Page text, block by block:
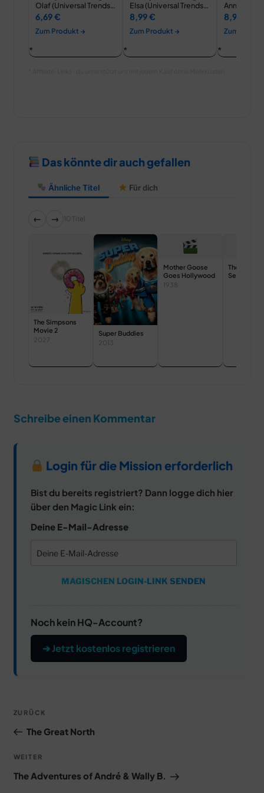
Olaf (Universal Trends
BU12963)
6,69 €
Zum Produkt →
Elsa (Universal Trends
BU12961)
8,99 €
Zum Produkt →
Anna
BU12960)
8,99 €
Zum
Das könnte dir auch gefallen
Ähnliche Titel Für dich
← → 10 Titel
The Simpsons
Movie 2
2027
Super Buddies
2013
Mother Goose
Goes Hollywood
1938
The Great
Search:
Schreibe einen Kommentar
Login für die Mission erforderlich
Bist du bereits registriert? Dann logge dich hier
über den Magic Link ein:
Deine E-Mail-Adresse
MAGISCHEN LOGIN-LINK SENDEN
Noch kein HQ-Account?
➔ Jetzt kostenlos registrieren
Beitragsnavigation
Vorheriger
Beitrag
ZURÜCK
The Great North
Nächster
Beitrag
WEITER
The Adventures of André & Wally B.